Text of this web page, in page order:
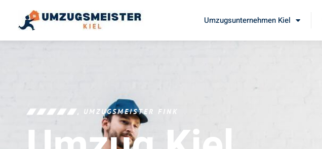
Umzugsunternehmen Kiel
UMZUGSMEISTER FINK